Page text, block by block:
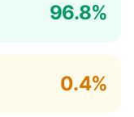
96.8%
0.4%